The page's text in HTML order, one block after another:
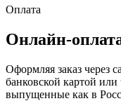
Оплата
Онлайн-
Оформляя заказ через
банковской картой
выпущенные как в